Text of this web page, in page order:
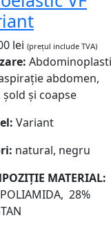
lei (prețul include TVA)
abdomen,
șold și coapse
Variant
natural, negru
MATERIAL:
28%